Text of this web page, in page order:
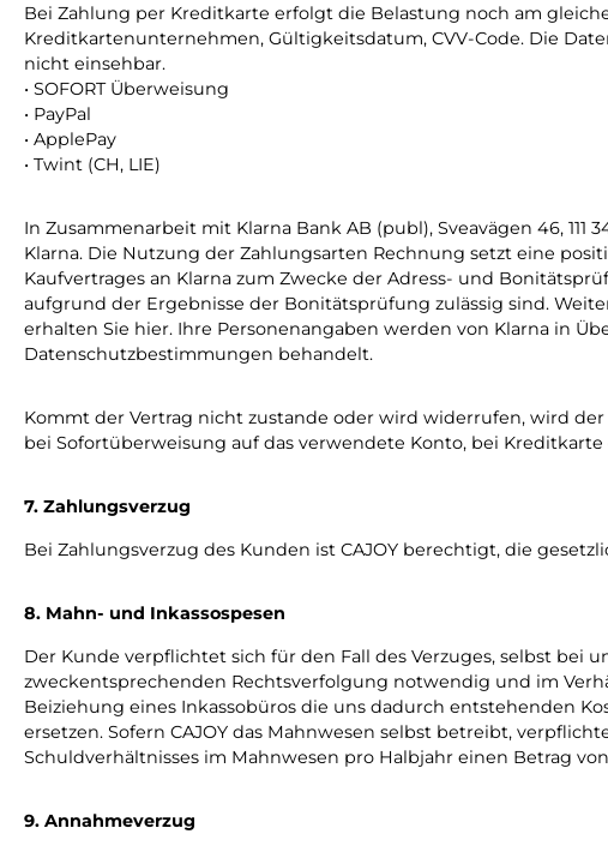
Bei Zahlung per Kreditkarte erfolgt die Belastung noch am
Kreditkartenunternehmen, Gültigkeitsdatum, CVV-Code. Die
nicht einsehbar.
• SOFORT Überweisung
• PayPal
• ApplePay
• Twint (CH, LIE)
In Zusammenarbeit mit Klarna Bank AB (publ), Sveavägen 46,
Klarna. Die Nutzung der Zahlungsarten Rechnung setzt eine
Kaufvertrages an Klarna zum Zwecke der Adress- und
aufgrund der Ergebnisse der Bonitätsprüfung zulässig sind.
erhalten Sie hier. Ihre Personenangaben werden von Klarna in
Datenschutzbestimmungen behandelt.
Kommt der Vertrag nicht zustande oder wird widerrufen, wird
bei Sofortüberweisung auf das verwendete Konto, bei
7. Zahlungsverzug
Bei Zahlungsverzug des Kunden ist CAJOY berechtigt, die
8. Mahn- und Inkassospesen
Der Kunde verpflichtet sich für den Fall des Verzuges, selbst bei
zweckentsprechenden Rechtsverfolgung notwendig und im
Beiziehung eines Inkassobüros die uns dadurch entstehenden
ersetzen. Sofern CAJOY das Mahnwesen selbst betreibt,
Schuldverhältnisses im Mahnwesen pro Halbjahr einen Betrag
9. Annahmeverzug